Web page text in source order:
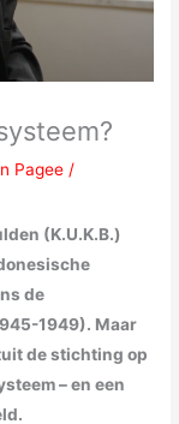
Pagee /
(K.U.K.B.)
de
1949). Maar
de stichting op
– en een